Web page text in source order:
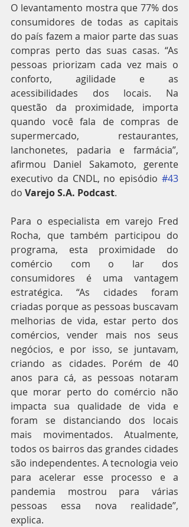
O levantamento mostra que 77% dos
consumidores de todas as capitais
do país fazem a maior parte das suas
compras perto das suas casas. “As
pessoas priorizam cada vez mais o
conforto, agilidade e as
acessibilidades dos locais. Na
questão da proximidade, importa
quando você fala de compras de
supermercado, restaurantes,
lanchonetes, padaria e farmácia”,
afirmou Daniel Sakamoto, gerente
executivo da CNDL, no episódio #43
do Varejo S.A. Podcast.
Para o especialista em varejo Fred
Rocha, que também participou do
programa, esta proximidade do
comércio com o lar dos
consumidores é uma vantagem
estratégica. “As cidades foram
criadas porque as pessoas buscavam
melhorias de vida, estar perto dos
comércios, vender mais nos seus
negócios, e por isso, se juntavam,
criando as cidades. Porém de 40
anos para cá, as pessoas notaram
que morar perto do comércio não
impacta sua qualidade de vida e
foram se distanciando dos locais
mais movimentados. Atualmente,
todos os bairros das grandes cidades
são independentes. A tecnologia veio
para acelerar esse processo e a
pandemia mostrou para várias
pessoas essa nova realidade”,
explica.